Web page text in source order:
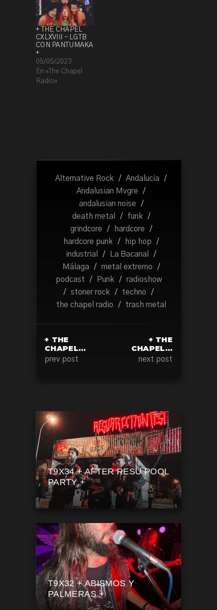
+ THE CHAPEL
CXLXVIII – LGTB
CON PANTUMAKA
+
05/05/2023
En «The Chapel
Radio»
Alternative Rock / Andalucía
/
Andalusian Mvgre
/
andalusian noise
/
death metal
/ funk
/
grindcore
/ hardcore
/
hardcore punk
/ hip hop
/
industrial
/ La Bacanal
/
Málaga
/ metal extremo
/
podcast
/ Punk /
radioshow
/
stoner rock / techno
/
the chapel radio
/ trash metal
+ THE
CHAPEL…
prev post
+ THE
CHAPEL…
next post
T9X34 + AFTER RESU POOL
PARTY +
T9X32 + ABISMOS Y
PALMERAS +